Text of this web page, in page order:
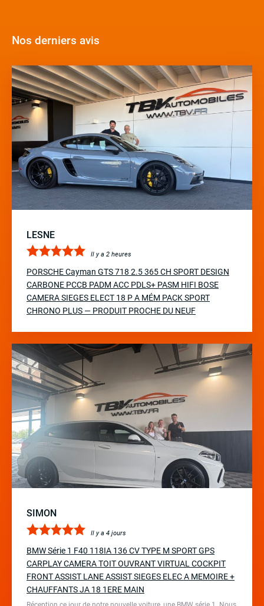
Nos derniers avis
LESNE
Il y a 2 heures
PORSCHE Cayman GTS 718 2.5 365 CH SPORT DESIGN
CARBONE PCCB PADM ACC PDLS+ PASM HIFI BOSE
CAMERA SIEGES ELECT 18 P A MÉM PACK SPORT
CHRONO PLUS — PRODUIT PROCHE DU NEUF
SIMON
Il y a 4 jours
BMW Série 1 F40 118IA 136 CV TYPE M SPORT GPS
CARPLAY CAMERA TOIT OUVRANT VIRTUAL COCKPIT
FRONT ASSIST LANE ASSIST SIEGES ELEC A MEMOIRE +
CHAUFFANTS JA 18 1ERE MAIN